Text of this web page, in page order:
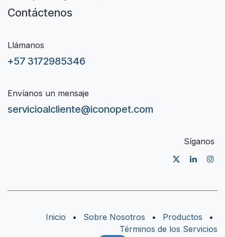
Contáctenos
Llámanos
+57 3172985346
Envíanos un mensaje
servicioalcliente@iconopet.com
Síganos
Inicio • Sobre Nosotros • Productos
•
Términos de los Servicios